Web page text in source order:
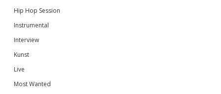
Hip Hop Session
Instrumental
Interview
Kunst
Live
Most Wanted